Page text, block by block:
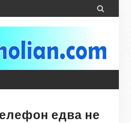

едва не